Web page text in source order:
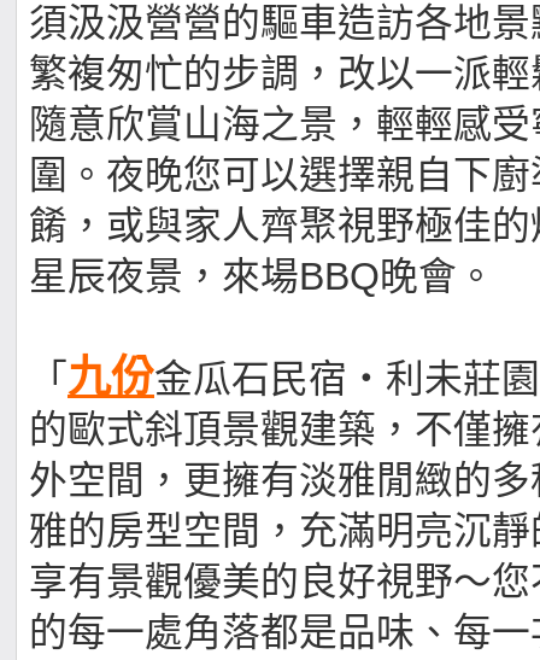
須汲汲營營的驅車造訪各地
繁複匆忙的步調，改以一派
隨意欣賞山海之景，輕輕感
圍。夜晚您可以選擇親自下
餚，或與家人齊聚視野極佳
星辰夜景，來場BBQ晚會。
「 九份金瓜石民宿‧利未莊
的歐式斜頂景觀建築，不僅
外空間，更擁有淡雅閒緻的
雅的房型空間，充滿明亮沉
享有景觀優美的良好視野～
的每一處角落都是品味、每